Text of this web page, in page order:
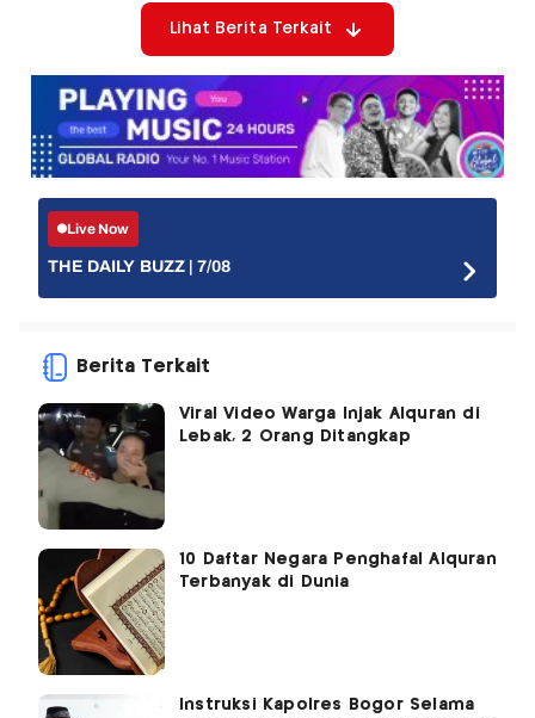
Lihat Berita Terkait
Live Now
THE DAILY BUZZ | 7/08
Berita Terkait
Viral Video Warga Injak Alquran di
Lebak, 2 Orang Ditangkap
10 Daftar Negara Penghafal Alquran
Terbanyak di Dunia
Instruksi Kapolres Bogor Selama